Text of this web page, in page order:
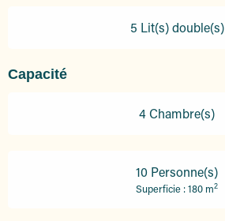
5 Lit(s) double(s)
Capacité
4 Chambre(s)
10 Personne(s)
Superficie : 180 m2